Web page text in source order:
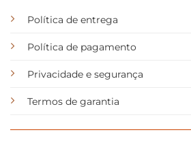
Política de entrega
Política de pagamento
Privacidade e segurança
Termos de garantia